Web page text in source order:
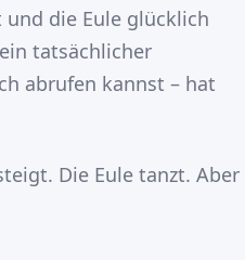
die Eule glücklich
tatsächlicher
abrufen kannst – hat
Die Eule tanzt. Aber